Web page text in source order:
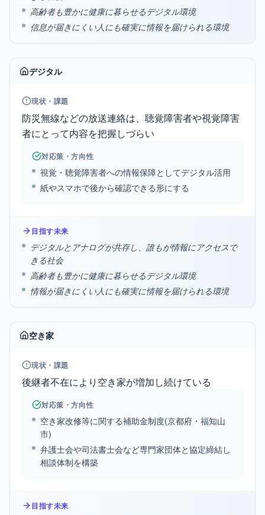
高齢者も豊かに健康に暮らせるデジタル環境
信息が届きにくい人にも確実に情報を届けられる環境
デジタル
現状・課題
防災無線などの放送連絡は、聴覚障害者や視覚障害
者にとって内容を把握しづらい
対応策・方向性
視覚・聴覚障害者への情報保障としてデジタル活用
紙やスマホで後から確認できる形にする
目指す未来
デジタルとアナログが共存し、誰もが情報にアクセスで
きる社会
高齢者も豊かに健康に暮らせるデジタル環境
情報が届きにくい人にも確実に情報を届けられる環境
空き家
現状・課題
後継者不在により空き家が増加し続けている
対応策・方向性
空き家改修等に関する補助金制度(京都府・福知山
市)
弁護士会や司法書士会など専門家団体と協定締結し
相談体制を構築
目指す未来